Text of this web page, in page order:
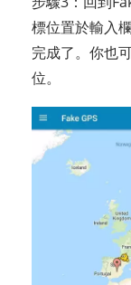
標位置於輸入
完成了。你也
位。